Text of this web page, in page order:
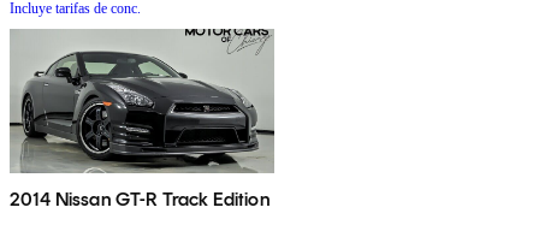
Incluye tarifas de conc.
2014 Nissan GT-R Track Edition